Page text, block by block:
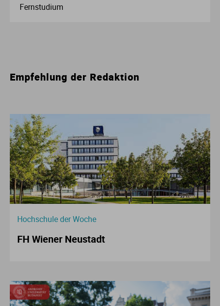
Fernstudium
Empfehlung der Redaktion
Hochschule der Woche
FH Wiener Neustadt